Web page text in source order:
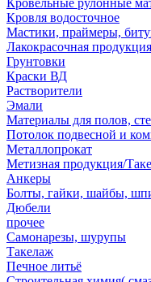
Кровельные рулонные
Кровля водосточное
Мастики, праймеры,
Лакокрасочная продукция
Грунтовки
Краски ВД
Растворители
Эмали
Материалы для полов,
Потолок подвесной и
Металлопрокат
Метизная продукция/
Анкеры
Болты, гайки, шайбы,
Дюбели
прочее
Самонарезы, шурупы
Такелаж
Печное литьё